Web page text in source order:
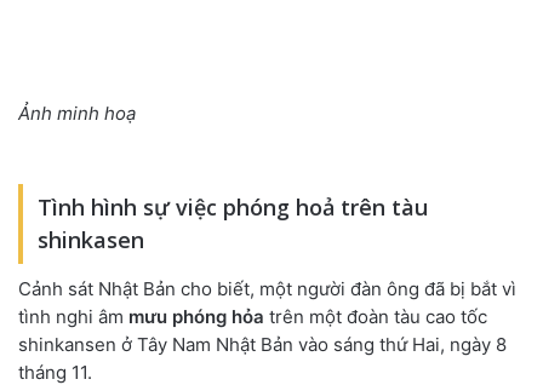
Ảnh minh hoạ
Tình hình sự việc phóng hoả trên tàu
shinkasen
Cảnh sát Nhật Bản cho biết, một người đàn ông đã bị bắt vì
tình nghi âm mưu phóng hỏa trên một đoàn tàu cao tốc
shinkansen ở Tây Nam Nhật Bản vào sáng thứ Hai, ngày 8
tháng 11.